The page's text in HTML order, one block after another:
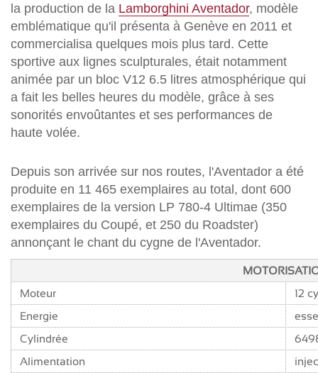
la production de la Lamborghini Aventador, modèle
emblématique qu'il présenta à Genève en 2011 et
commercialisa quelques mois plus tard. Cette
sportive aux lignes sculpturales, était notamment
animée par un bloc V12 6.5 litres atmosphérique qui
a fait les belles heures du modèle, grâce à ses
sonorités envoûtantes et ses performances de
haute volée.
Depuis son arrivée sur nos routes, l'Aventador a été
produite en 11 465 exemplaires au total, dont 600
exemplaires de la version LP 780-4 Ultimae (350
exemplaires du Coupé, et 250 du Roadster)
annonçant le chant du cygne de l'Aventador.
Moteur
12
Energie
Cylindrée
Alimentation